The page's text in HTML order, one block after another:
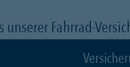
Fahrrad-